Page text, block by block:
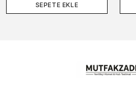
SEPETE EKLE